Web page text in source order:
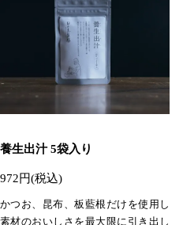
養生出汁 5袋入り
972円(税込)
かつお、昆布、板藍根だけを使用し
素材のおいしさを最大限に引き出し